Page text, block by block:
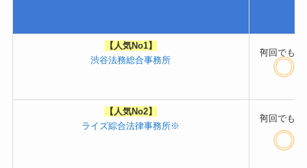
【人気No1】
渋谷法務総合事務所
?
何回でも
【人気No2】
ライズ綜合法律事務所※
?
何回でも